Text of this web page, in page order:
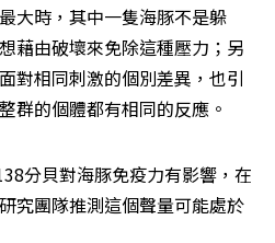
大時，其中一隻海豚不是躲
藉由破壞來免除這種壓力；另
對相同刺激的個別差異，也引
群的個體都有相同的反應。
分貝對海豚免疫力有影響，在
究團隊推測這個聲量可能處於